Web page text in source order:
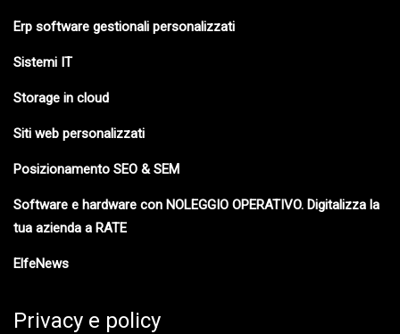
Erp software gestionali personalizzati
Sistemi IT
Storage in cloud
Siti web personalizzati
Posizionamento SEO & SEM
Software e hardware con NOLEGGIO OPERATIVO. Digitalizza la
tua azienda a RATE
ElfeNews
Privacy e policy